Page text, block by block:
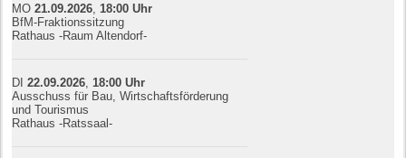
MO21.09.2026 18:00 Uhr
BfM-Fraktionssitzung
Rathaus -Raum Altendorf-
DI22.09.2026 18:00 Uhr
Ausschuss für Bau, Wirtschaftsförderung
und Tourismus
Rathaus -Ratssaal-